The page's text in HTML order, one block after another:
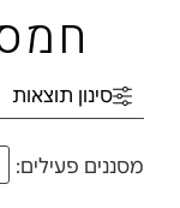
סינון תוצאות
מסננים פעילים: